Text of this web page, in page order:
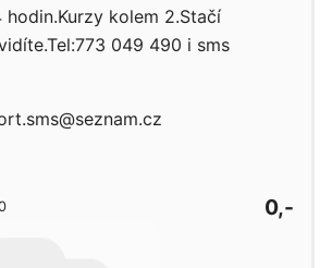
hodin.Kurzy kolem 2.Stačí
049 490 i sms
0,-